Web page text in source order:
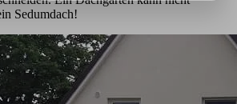
Sedumdach!